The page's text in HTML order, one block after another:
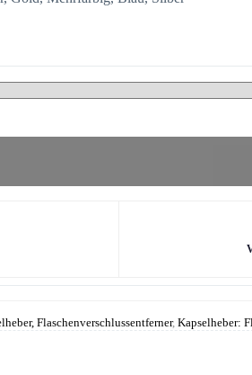
Flaschenverschlussentferner, Kapselheber: